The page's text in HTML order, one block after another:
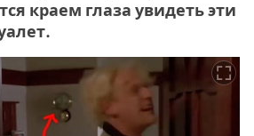
краем глаза увидеть эти